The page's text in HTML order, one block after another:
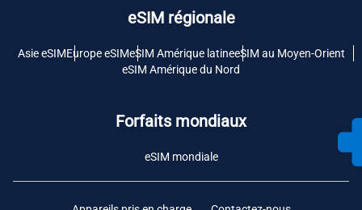
eSIM régionale
Asie eSIMEurope eSIMeSIM Amérique latineeSIM au Moyen-Orient
eSIM Amérique du Nord
Forfaits mondiaux
eSIM mondiale